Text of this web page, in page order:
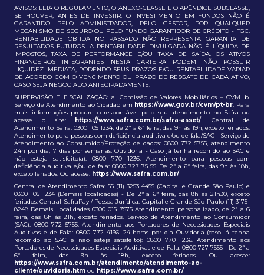
AVISOS: LEIA O REGULAMENTO, O ANEXO-CLASSE E O APÊNDICE SUBCLASSE,
SE HOUVER, ANTES DE INVESTIR. O INVESTIMENTO EM FUNDOS NÃO É
GARANTIDO PELO ADMINISTRADOR, PELO GESTOR, POR QUALQUER
MECANISMO DE SEGURO OU PELO FUNDO GARANTIDOR DE CRÉDITO - FGC.
RENTABILIDADE OBTIDA NO PASSADO NÃO REPRESENTA GARANTIA DE
RESULTADOS FUTUROS. A RENTABILIDADE DIVULGADA NÃO É LÍQUIDA DE
IMPOSTOS, TAXA DE PERFORMANCE E/OU TAXA DE SAÍDA. OS ATIVOS
FINANCEIROS INTEGRANTES NESTA CARTEIRA PODEM NÃO POSSUIR
LIQUIDEZ IMEDIATA, PODENDO SEUS PRAZOS E/OU RENTABILIDADE VARIAR
DE ACORDO COM O VENCIMENTO OU PRAZO DE RESGATE DE CADA ATIVO,
CASO SEJA NEGOCIADO ANTECIPADAMENTE.
SUPERVISÃO E FISCALIZAÇÃO: a. Comissão de Valores Mobiliários – CVM. b.
Serviço de Atendimento ao Cidadão em https://www.gov.br/cvm/pt-br. Para
mais informações procure o responsável pelo seu atendimento no Safra ou
acesse o site: https://www.safra.com.br/safra-asset/. Central de
Atendimento Safra: 0300 105 1234, de 2ª a 6ª feira, das 9h às 19h, exceto feriados.
Atendimento para pessoas com deficiência auditiva e/ou de fala/SAC - Serviço de
Atendimento ao Consumidor/Proteção de dados: 0800 772 5755, atendimento
24h por dia, 7 dias por semanas. Ouvidoria - Caso já tenha recorrido ao SAC e
não esteja satisfeito(a): 0800 770 1236. Atendimento para pessoas com
deficiência auditiva e/ou de fala: 0800 727 75 55. De 2ª a 6ª feira, das 9h às 18h,
exceto feriados. Ou acesse: https://www.safra.com.br/
Central de Atendimento Safra: 55 (11) 3253 4455 (Capital e Grande São Paulo) e
0300 105 1234 (Demais localidades) - De 2ª a 6ª feira, das 8h às 21h30, exceto
feriados. Central SafraPay / Pessoa Jurídica: Capital e Grande São Paulo (11) 3175-
8248 Demais Localidades 0300 015 7575 Atendimento personalizado, de 2ª a 6
feira, das 8h às 21h, exceto feriados. Serviço de Atendimento ao Consumidor
(SAC): 0800 772 5755. Atendimento aos Portadores de Necessidades Especiais
Auditivas e de Fala: 0800 772 4136. 24 horas por dia Ouvidoria (caso já tenha
recorrido ao SAC e não esteja satisfeito): 0800 770 1236. Atendimento aos
Portadores de Necessidades Especiais Auditivas e de Fala: 0800 727 7555 - De 2ª a
6ª feira, das 9h às 18h, exceto feriados. Ou acesse:
https://www.safra.com.br/atendimento/atendimento-ao-
cliente/ouvidoria.htm ou https://www.safra.com.br/